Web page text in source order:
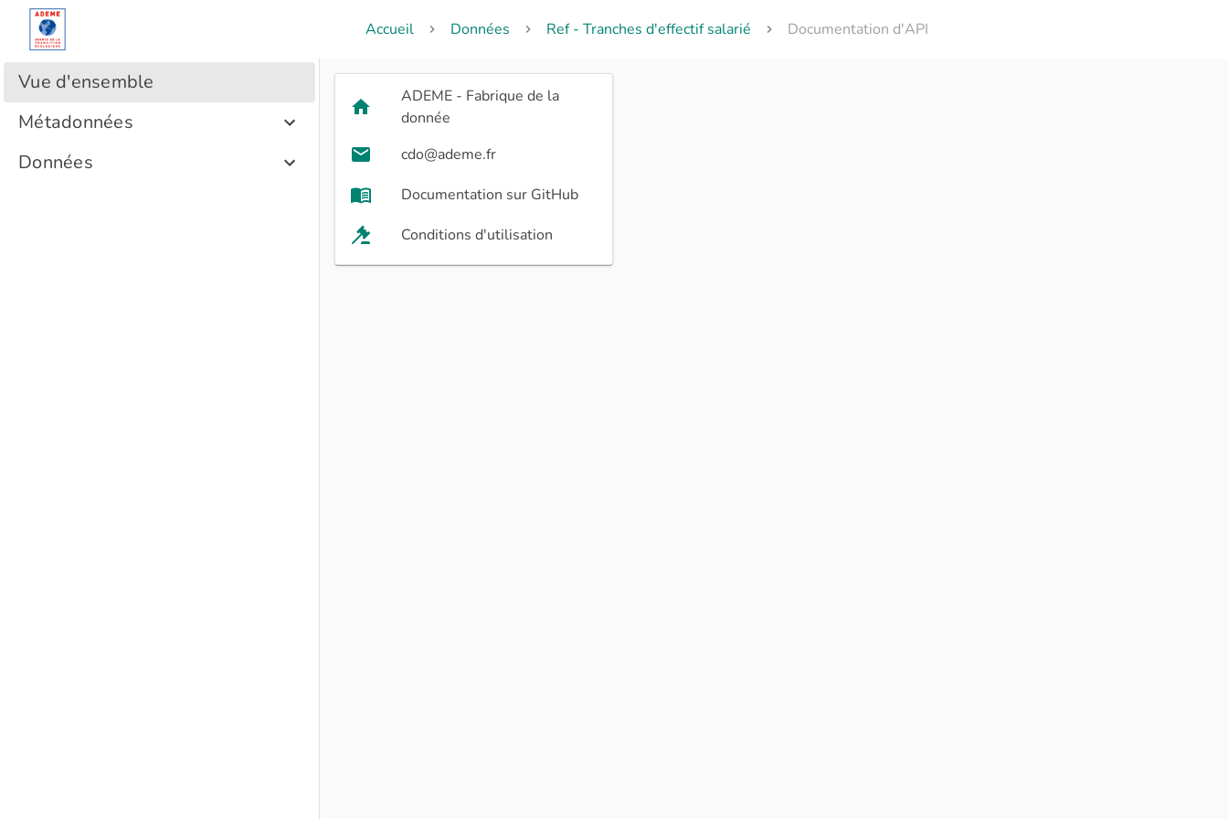
Accueil Données Ref - Tranches d'effectif salarié Documentation d'API